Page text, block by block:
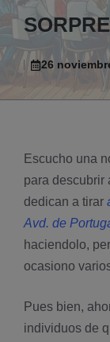
26
Escucho una
para descubrir
dedican a tirar
Avd. de
haciendolo,
ocasiono
Pues bien,
individuos de